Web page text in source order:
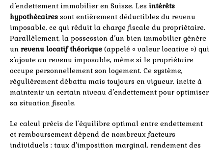
d’endettement immobilier en Suisse. Les intérêts
hypothécaires sont entièrement déductibles du revenu
imposable, ce qui réduit la charge fiscale du propriétaire.
Parallèlement, la possession d’un bien immobilier génère
un revenu locatif théorique (appelé « valeur locative ») qui
s’ajoute au revenu imposable, même si le propriétaire
occupe personnellement son logement. Ce système,
régulièrement débattu mais toujours en vigueur, incite à
maintenir un certain niveau d’endettement pour optimiser
sa situation fiscale.
Le calcul précis de l’équilibre optimal entre endettement
et remboursement dépend de nombreux facteurs
individuels : taux d’imposition marginal, rendement des